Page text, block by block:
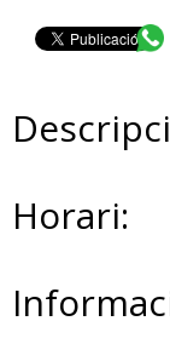
Horari: